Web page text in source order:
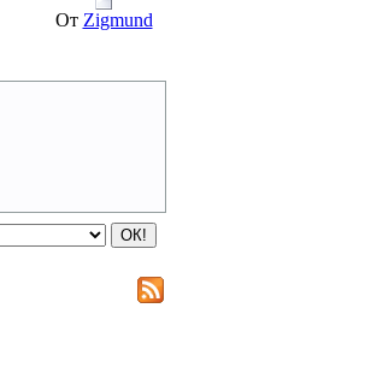
От Zigmund